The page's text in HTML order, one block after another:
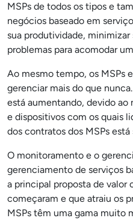
MSPs de todos os tipos e
negócios baseado em
sua produtividade, minimizar
problemas para acomodar
Ao mesmo tempo, os MSPs
gerenciar mais do que
está aumentando, devido
e dispositivos com os quais
dos contratos dos MSPs
O monitoramento e o
gerenciamento de serviços
a principal proposta de valor
começaram e que atraiu os
MSPs têm uma gama muito